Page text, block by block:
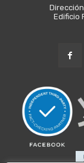
Edificio